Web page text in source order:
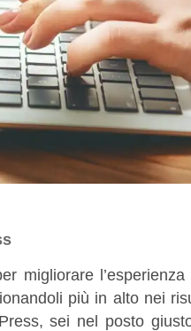
migliorare
più in alto nei
sei nel posto